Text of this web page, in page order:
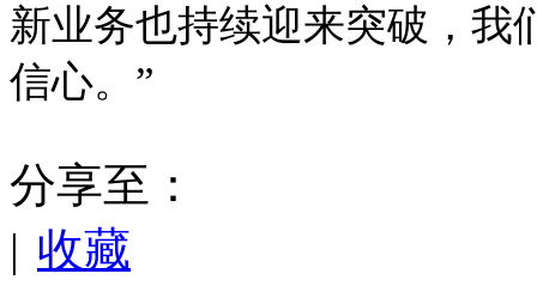
新业务也持续迎来突破，我
信心。”
分享至：
| 收藏